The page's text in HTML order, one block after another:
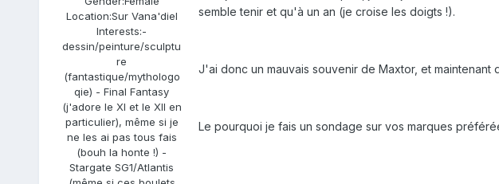
Location:Sur Vana'diel
Interests:-
dessin/peinture/sculptu
re
(fantastique/mythologo
qie) - Final Fantasy
(j'adore le XI et le XII en
particulier), même si je
ne les ai pas tous fais
(bouh la honte !) -
Stargate SG1/Atlantis
semble tenir et qu'à un an (je croise les doigts !).
J'ai donc un mauvais souvenir de Maxtor, et
Le pourquoi je fais un sondage sur vos marques